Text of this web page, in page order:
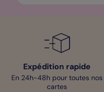
Expédition rapide
En 24h-48h pour toutes nos
cartes